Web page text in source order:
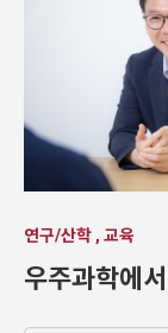
연구/산학 , 교육
우주과학에